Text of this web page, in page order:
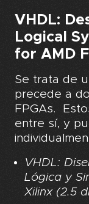
VHDL:
Logical
for AMD
Se trata de
precede a
FPGAs.
entre sí, y
VHDL:
Lógica y
Xilinx (2.5